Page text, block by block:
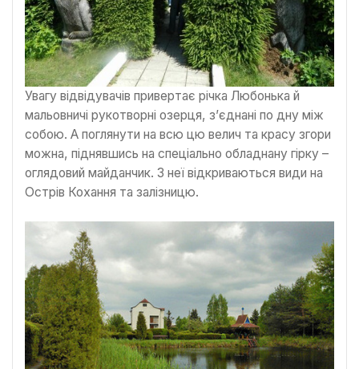
Увагу відвідувачів привертає річка Любонька й
мальовничі рукотворні озерця, з’єднані по дну між
собою. А поглянути на всю цю велич та красу згори
можна, піднявшись на спеціально обладнану гірку –
оглядовий майданчик. З неї відкриваються види на
Острів Кохання та залізницю.